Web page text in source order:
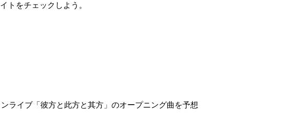
トをチェックしよう。
ライブ「彼方と此方と其方」のオープニング曲を予想